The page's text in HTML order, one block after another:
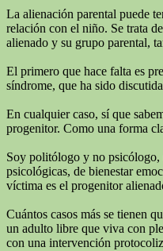
La alienación parental puede
relación con el niño. Se trata
alienado y su grupo parental,
El primero que hace falta es
síndrome, que ha sido
En cualquier caso, sí que
progenitor. Como una forma
Soy politólogo y no psicólogo,
psicológicas, de bienestar
víctima es el progenitor
Cuántos casos más se tienen
un adulto libre que viva con
con una intervención